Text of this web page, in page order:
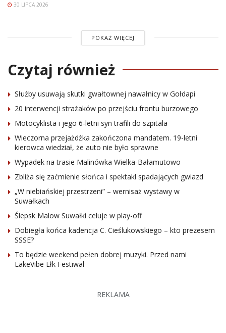
30 LIPCA 2026
POKAŻ WIĘCEJ
Czytaj również
Służby usuwają skutki gwałtownej nawałnicy w Gołdapi
20 interwencji strażaków po przejściu frontu burzowego
Motocyklista i jego 6-letni syn trafili do szpitala
Wieczorna przejażdżka zakończona mandatem. 19-letni
kierowca wiedział, że auto nie było sprawne
Wypadek na trasie Malinówka Wielka-Bałamutowo
Zbliża się zaćmienie słońca i spektakl spadających gwiazd
„W niebiańskiej przestrzeni” – wernisaż wystawy w
Suwałkach
Ślepsk Malow Suwałki celuje w play-off
Dobiegła końca kadencja C. Cieślukowskiego – kto prezesem
SSSE?
To będzie weekend pełen dobrej muzyki. Przed nami
LakeVibe Ełk Festiwal
REKLAMA